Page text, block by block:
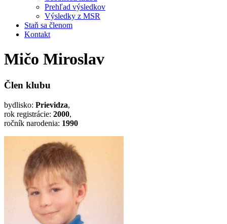
Prehľad výsledkov
Výsledky z MSR
Staň sa členom
Kontakt
Mičo Miroslav
Člen klubu
bydlisko: Prievidza,
rok registrácie: 2000,
ročník narodenia: 1990